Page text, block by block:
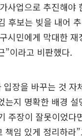
사업으로 추진해야
후보는 빚을 내어
시민에게 막대한 재
”이라고 비판했다.
입장을 바꾸는 것 자
는지 명확한 배경 설
주장이 잘못이었다
책임 있게 정리하라